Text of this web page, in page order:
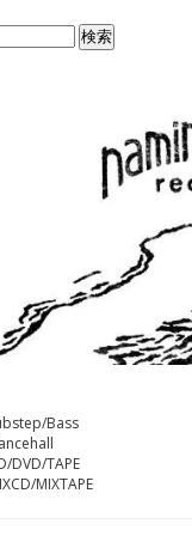
Bass
DVD/TAPE
MIXTAPE